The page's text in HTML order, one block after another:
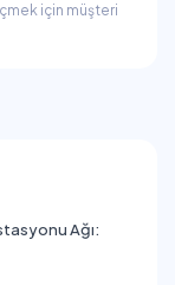
için müşteri
Ağı: